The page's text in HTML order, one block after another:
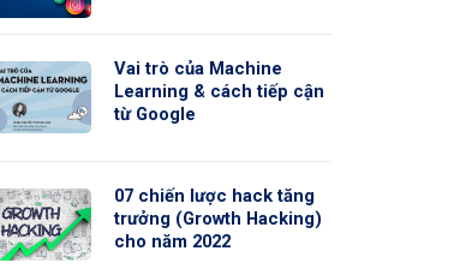
Vai trò của Machine
Learning & cách tiếp cận
từ Google
07 chiến lược hack tăng
trưởng (Growth Hacking)
cho năm 2022